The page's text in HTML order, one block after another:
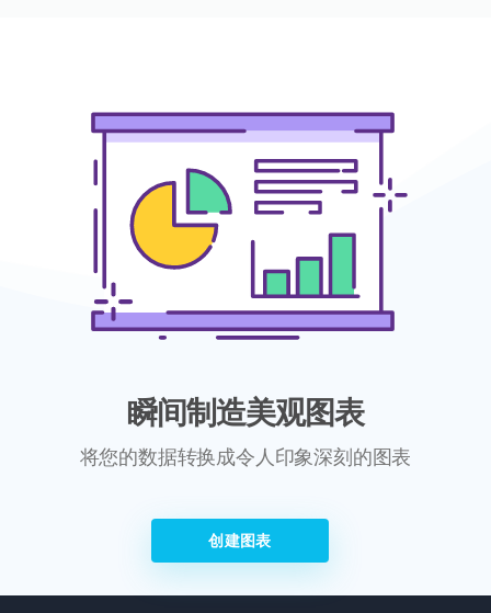
瞬间制造美观图表
将您的数据转换成令人印象深刻的图表
创建图表